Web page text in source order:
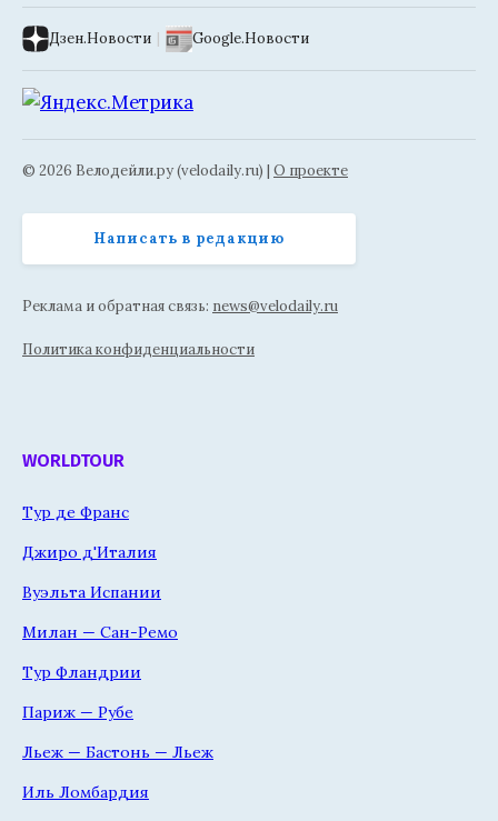
Дзен.Новости | Google.Новости
© 2026 Велодейли.ру (velodaily.ru) | О проекте
Написать в редакцию
Реклама и обратная связь: news@velodaily.ru
Политика конфиденциальности
WORLDTOUR
Тур де Франс
Джиро д'Италия
Вуэльта Испании
Милан — Сан-Ремо
Тур Фландрии
Париж — Рубе
Льеж — Бастонь — Льеж
Иль Ломбардия